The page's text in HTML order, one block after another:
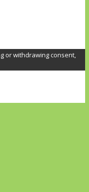
or withdrawing consent,